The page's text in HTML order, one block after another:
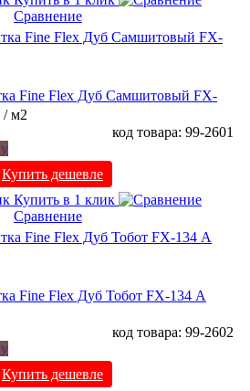
Сравнение
Fine Flex Дуб Самшитовый FX-
/ м2
код товара: 99-2601
Купить дешевле
Купить в 1 клик
Сравнение
Fine Flex Дуб Тобот FX-134 А
код товара: 99-2602
Купить дешевле